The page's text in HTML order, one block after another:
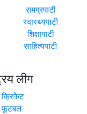
समग्रपाटी
स्वास्थ्यपाटी
शिक्षापाटी
साहित्यपाटी
लीग
क्रिकेट
फूटबल